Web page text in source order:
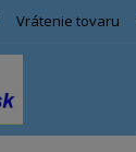
Vrátenie tovaru